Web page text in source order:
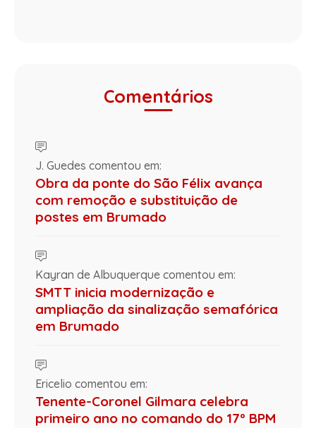
Comentários
J. Guedes comentou em:
Obra da ponte do São Félix avança
com remoção e substituição de
postes em Brumado
Kayran de Albuquerque comentou em:
SMTT inicia modernização e
ampliação da sinalização semafórica
em Brumado
Ericelio comentou em:
Tenente-Coronel Gilmara celebra
primeiro ano no comando do 17º BPM